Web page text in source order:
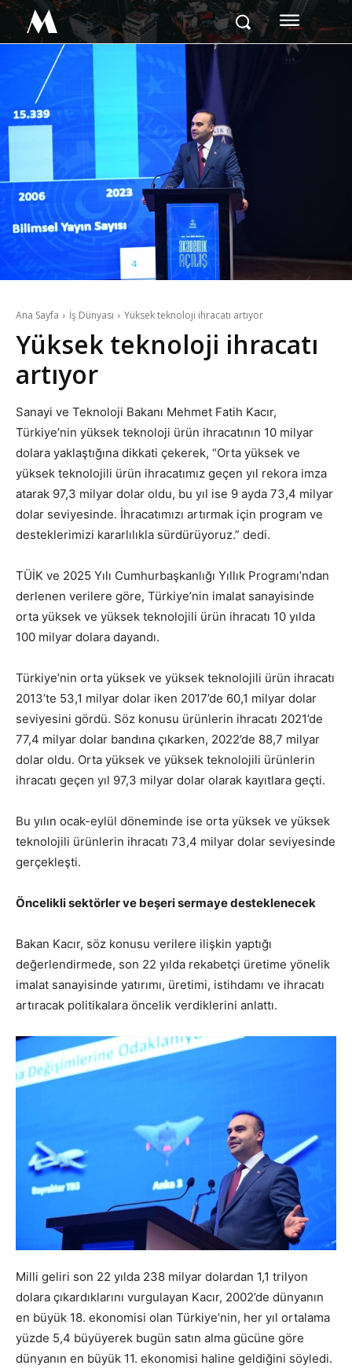
M
Ana Sayfa İş Dünyası Yüksek teknoloji ihracatı artıyor
Yüksek teknoloji ihracatı
artıyor
Sanayi ve Teknoloji Bakanı Mehmet Fatih Kacır,
Türkiye’nin yüksek teknoloji ürün ihracatının 10 milyar
dolara yaklaştığına dikkati çekerek, “Orta yüksek ve
yüksek teknolojili ürün ihracatımız geçen yıl rekora imza
atarak 97,3 milyar dolar oldu, bu yıl ise 9 ayda 73,4 milyar
dolar seviyesinde. İhracatımızı artırmak için program ve
desteklerimizi kararlılıkla sürdürüyoruz.” dedi.
TÜİK ve 2025 Yılı Cumhurbaşkanlığı Yıllık Programı’ndan
derlenen verilere göre, Türkiye’nin imalat sanayisinde
orta yüksek ve yüksek teknolojili ürün ihracatı 10 yılda
100 milyar dolara dayandı.
Türkiye’nin orta yüksek ve yüksek teknolojili ürün ihracatı
2013’te 53,1 milyar dolar iken 2017’de 60,1 milyar dolar
seviyesini gördü. Söz konusu ürünlerin ihracatı 2021’de
77,4 milyar dolar bandına çıkarken, 2022’de 88,7 milyar
dolar oldu. Orta yüksek ve yüksek teknolojili ürünlerin
ihracatı geçen yıl 97,3 milyar dolar olarak kayıtlara geçti.
Bu yılın ocak-eylül döneminde ise orta yüksek ve yüksek
teknolojili ürünlerin ihracatı 73,4 milyar dolar seviyesinde
gerçekleşti.
Öncelikli sektörler ve beşeri sermaye desteklenecek
Bakan Kacır, söz konusu verilere ilişkin yaptığı
değerlendirmede, son 22 yılda rekabetçi üretime yönelik
imalat sanayisinde yatırımı, üretimi, istihdamı ve ihracatı
artıracak politikalara öncelik verdiklerini anlattı.
Milli geliri son 22 yılda 238 milyar dolardan 1,1 trilyon
dolara çıkardıklarını vurgulayan Kacır, 2002’de dünyanın
en büyük 18. ekonomisi olan Türkiye’nin, her yıl ortalama
yüzde 5,4 büyüyerek bugün satın alma gücüne göre
dünyanın en büyük 11. ekonomisi haline geldiğini söyledi.